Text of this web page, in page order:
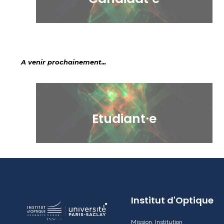
A venir prochainement...
Etudiant⸱e
Institut d'Optique
Mission, Institution